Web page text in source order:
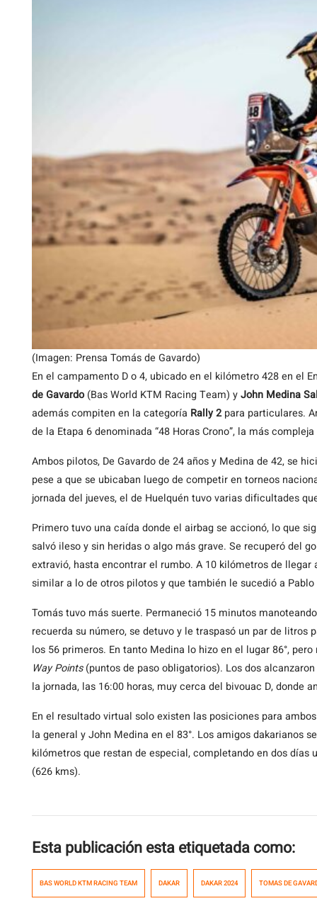
(Imagen: Prensa Tomás de Gavardo)
En el campamento D o 4, ubicado en el kilómetro 428 en el
de Gavardo(Bas World KTM Racing Team) yJohn Medina
además compiten en la categoría Rally 2para particulares.
de la Etapa 6 denominada “48 Horas Crono”, la más
Ambos pilotos, De Gavardo de 24 años y Medina de 42, se
pese a que se ubicaban luego de competir en torneos
jornada del jueves, el de Huelquén tuvo varias dificultades
Primero tuvo una caída donde el airbag se accionó, lo que
salvó ileso y sin heridas o algo más grave. Se recuperó del
extravió, hasta encontrar el rumbo. A 10 kilómetros de
similar a lo de otros pilotos y que también le sucedió a
Tomás tuvo más suerte. Permaneció 15 minutos
recuerda su número, se detuvo y le traspasó un par de litros
los 56 primeros. En tanto Medina lo hizo en el lugar 86°,
Way Points(puntos de paso obligatorios). Los dos
la jornada, las 16:00 horas, muy cerca del bivouac D, donde
En el resultado virtual solo existen las posiciones para
la general y John Medina en el 83°. Los amigos dakarianos
kilómetros que restan de especial, completando en dos
(626 kms).
Esta publicación esta etiquetada como:
BAS WORLD KTM RACING TEAM DAKAR DAKAR 2024 TOMAS DE